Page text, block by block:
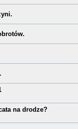
na drodze?